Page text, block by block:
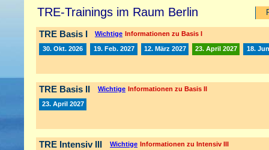
TRE-Trainings im Raum Berlin
TRE Basis I Wichtige Informationen zu Basis I
30. Okt. 2026 19. Feb. 2027 12. März 2027 23. April 2027 18.
TRE Basis II Wichtige Informationen zu Basis II
23. April 2027
TRE Intensiv III Wichtige Informationen zu Intensiv III